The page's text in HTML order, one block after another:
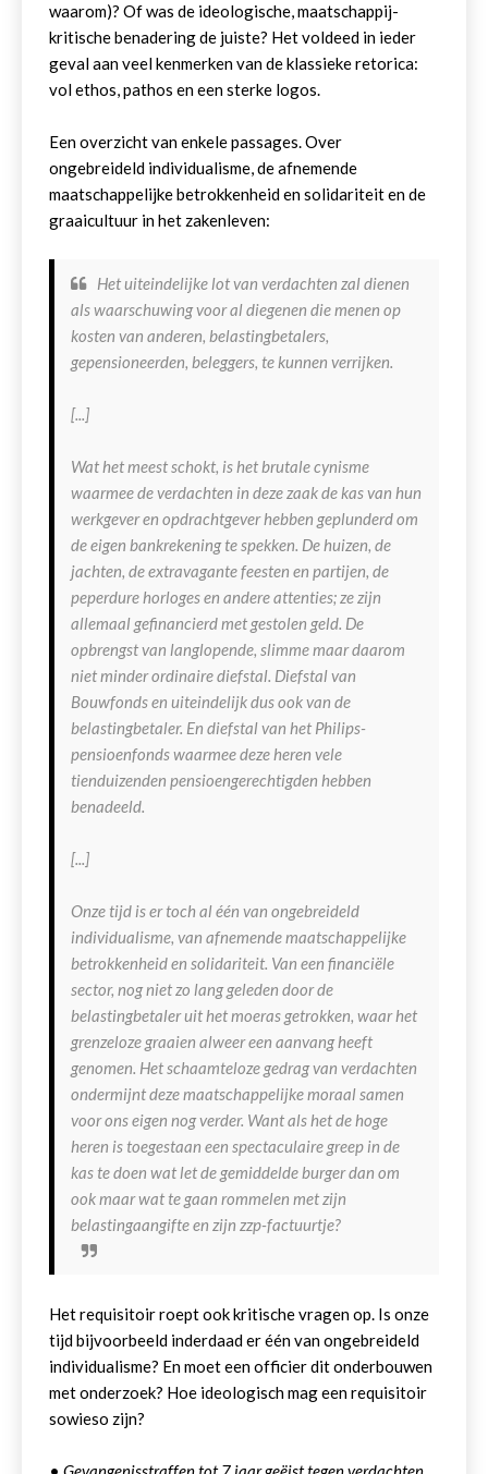
waarom)? Of was de ideologische, maatschappij-
kritische benadering de juiste? Het voldeed in ieder
geval aan veel kenmerken van de klassieke retorica:
vol ethos, pathos en een sterke logos.
Een overzicht van enkele passages. Over
ongebreideld individualisme, de afnemende
maatschappelijke betrokkenheid en solidariteit en de
graaicultuur in het zakenleven:
Het uiteindelijke lot van verdachten zal dienen
als waarschuwing voor al diegenen die menen op
kosten van anderen, belastingbetalers,
gepensioneerden, beleggers, te kunnen verrijken.
[...]
Wat het meest schokt, is het brutale cynisme
waarmee de verdachten in deze zaak de kas van hun
werkgever en opdrachtgever hebben geplunderd om
de eigen bankrekening te spekken. De huizen, de
jachten, de extravagante feesten en partijen, de
peperdure horloges en andere attenties; ze zijn
allemaal gefinancierd met gestolen geld. De
opbrengst van langlopende, slimme maar daarom
niet minder ordinaire diefstal. Diefstal van
Bouwfonds en uiteindelijk dus ook van de
belastingbetaler. En diefstal van het Philips-
pensioenfonds waarmee deze heren vele
tienduizenden pensioengerechtigden hebben
benadeeld.
[...]
Onze tijd is er toch al één van ongebreideld
individualisme, van afnemende maatschappelijke
betrokkenheid en solidariteit. Van een financiële
sector, nog niet zo lang geleden door de
belastingbetaler uit het moeras getrokken, waar het
grenzeloze graaien alweer een aanvang heeft
genomen. Het schaamteloze gedrag van verdachten
ondermijnt deze maatschappelijke moraal samen
voor ons eigen nog verder. Want als het de hoge
heren is toegestaan een spectaculaire greep in de
kas te doen wat let de gemiddelde burger dan om
ook maar wat te gaan rommelen met zijn
belastingaangifte en zijn zzp-factuurtje?
Het requisitoir roept ook kritische vragen op. Is onze
tijd bijvoorbeeld inderdaad er één van ongebreideld
individualisme? En moet een officier dit onderbouwen
met onderzoek? Hoe ideologisch mag een requisitoir
sowieso zijn?